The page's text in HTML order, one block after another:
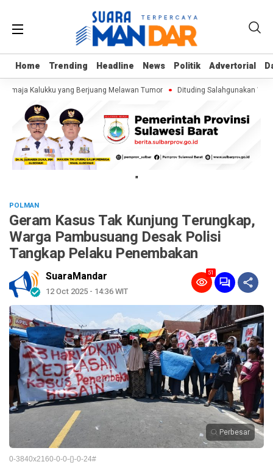
Home Trending Headline News Politik Advertorial
Home Trending Headline News Politik Advertorial
Kalukku yang Berjuang Melawan Tumor Dituding Salahgunakan
"
POLMAN
Geram Kasus Tak Kunjung Terungkap,
Warga Pambusuang Desak Polisi
Tangkap Pelaku Penembakan
SuaraMandar
12 Oct 2025 - 14:36 WIT
51
Perbesar
0-3840x2160-0-0-{}-0-24#